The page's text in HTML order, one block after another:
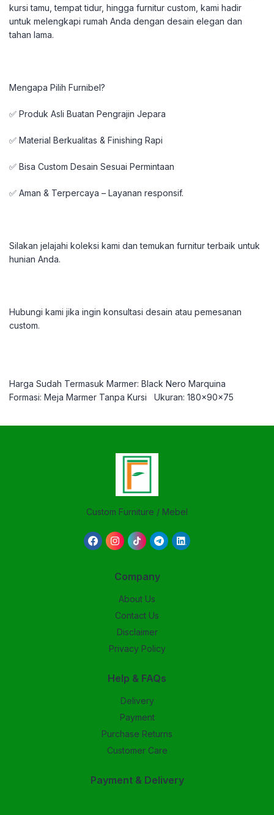
kursi tamu, tempat tidur, hingga furnitur custom, kami hadir
untuk melengkapi rumah Anda dengan desain elegan dan
tahan lama.
Mengapa Pilih Furnibel?
✅ Produk Asli Buatan Pengrajin Jepara
✅ Material Berkualitas & Finishing Rapi
✅ Bisa Custom Desain Sesuai Permintaan
✅ Aman & Terpercaya – Layanan responsif.
Silakan jelajahi koleksi kami dan temukan furnitur terbaik untuk
hunian Anda.
Hubungi kami jika ingin konsultasi desain atau pemesanan
custom.
Harga Sudah Termasuk Marmer: Black Nero Marquina
Formasi: Meja Marmer Tanpa Kursi
Ukuran: 180x90x75
Custom Furniture / Mebel
Company
About Us
Contact Us
Disclaimer
Privacy Policy
Help & FAQs
Delivery
Payment
Purchase Returns
Customer Care
Payment & Delivery